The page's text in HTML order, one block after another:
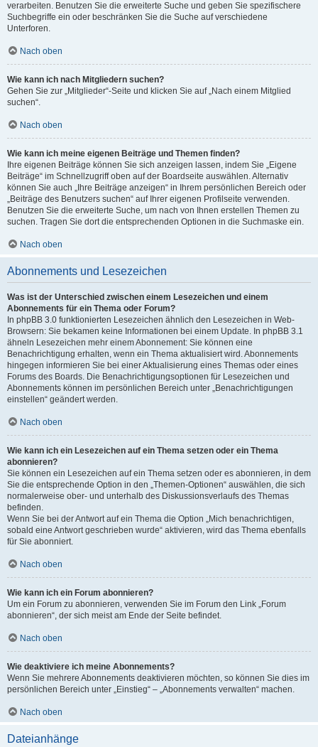
verarbeiten. Benutzen Sie die erweiterte Suche und geben Sie spezifischere
Suchbegriffe ein oder beschränken Sie die Suche auf verschiedene
Unterforen.
Nach oben
Wie kann ich nach Mitgliedern suchen?
Gehen Sie zur „Mitglieder“-Seite und klicken Sie auf „Nach einem Mitglied
suchen“.
Nach oben
Wie kann ich meine eigenen Beiträge und Themen finden?
Ihre eigenen Beiträge können Sie sich anzeigen lassen, indem Sie „Eigene
Beiträge“ im Schnellzugriff oben auf der Boardseite auswählen. Alternativ
können Sie auch „Ihre Beiträge anzeigen“ in Ihrem persönlichen Bereich oder
„Beiträge des Benutzers suchen“ auf Ihrer eigenen Profilseite verwenden.
Benutzen Sie die erweiterte Suche, um nach von Ihnen erstellen Themen zu
suchen. Tragen Sie dort die entsprechenden Optionen in die Suchmaske ein.
Nach oben
Abonnements und Lesezeichen
Was ist der Unterschied zwischen einem Lesezeichen und einem
Abonnements für ein Thema oder Forum?
In phpBB 3.0 funktionierten Lesezeichen ähnlich den Lesezeichen in Web-
Browsern: Sie bekamen keine Informationen bei einem Update. In phpBB 3.1
ähneln Lesezeichen mehr einem Abonnement: Sie können eine
Benachrichtigung erhalten, wenn ein Thema aktualisiert wird. Abonnements
hingegen informieren Sie bei einer Aktualisierung eines Themas oder eines
Forums des Boards. Die Benachrichtigungsoptionen für Lesezeichen und
Abonnements können im persönlichen Bereich unter „Benachrichtigungen
einstellen“ geändert werden.
Nach oben
Wie kann ich ein Lesezeichen auf ein Thema setzen oder ein Thema
abonnieren?
Sie können ein Lesezeichen auf ein Thema setzen oder es abonnieren, in dem
Sie die entsprechende Option in den „Themen-Optionen“ auswählen, die sich
normalerweise ober- und unterhalb des Diskussionsverlaufs des Themas
befinden.
Wenn Sie bei der Antwort auf ein Thema die Option „Mich benachrichtigen,
sobald eine Antwort geschrieben wurde“ aktivieren, wird das Thema ebenfalls
für Sie abonniert.
Nach oben
Wie kann ich ein Forum abonnieren?
Um ein Forum zu abonnieren, verwenden Sie im Forum den Link „Forum
abonnieren“, der sich meist am Ende der Seite befindet.
Nach oben
Wie deaktiviere ich meine Abonnements?
Wenn Sie mehrere Abonnements deaktivieren möchten, so können Sie dies im
persönlichen Bereich unter „Einstieg“ – „Abonnements verwalten“ machen.
Nach oben
Dateianhänge